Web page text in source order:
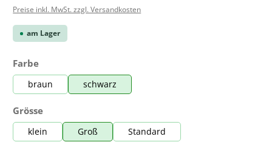
Preise inkl. MwSt. zzgl. Versandkosten
am Lager
Farbeauswählen
braun schwarz
Grösseauswählen
klein Groß Standard